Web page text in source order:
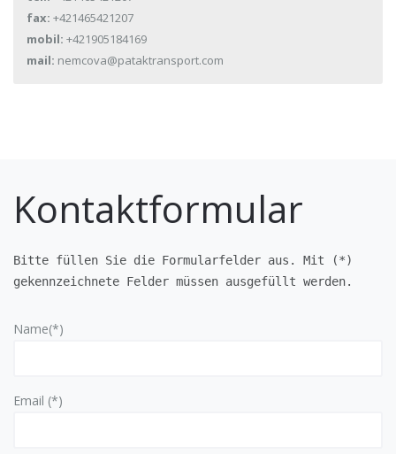
fax: +421465421207
mobil: +421905184169
mail: nemcova@pataktransport.com
Kontaktformular
Bitte füllen Sie die Formularfelder aus. Mit (*)
gekennzeichnete Felder müssen ausgefüllt werden.
Name(*)
Email (*)